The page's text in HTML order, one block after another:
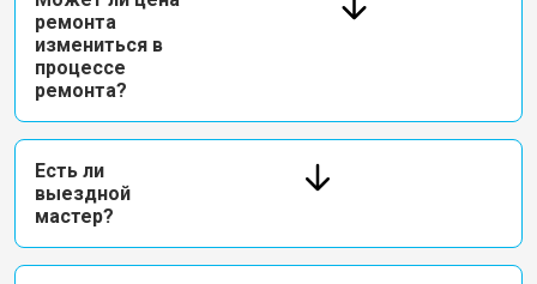
ремонта
измениться в
процессе
ремонта?
Есть ли
выездной
мастер?